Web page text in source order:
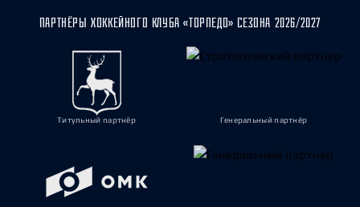
ПАРТНЁРЫ ХОККЕЙНОГО КЛУБА «ТОРПЕДО» СЕЗОНА 2026/2027
Титульный партнёр Генеральный партнёр